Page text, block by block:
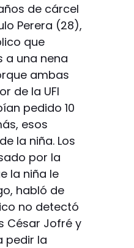
de cárcel
Perera (28),
que
a una nena
ambas
de la UFI
pedido 10
esos
la niña. Los
por la
la niña le
habló de
no detectó
César Jofré y
pedir la